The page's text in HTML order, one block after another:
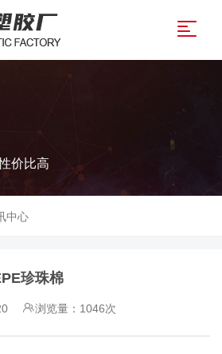
价比高
中心
珍珠棉
20 浏览量：1046次